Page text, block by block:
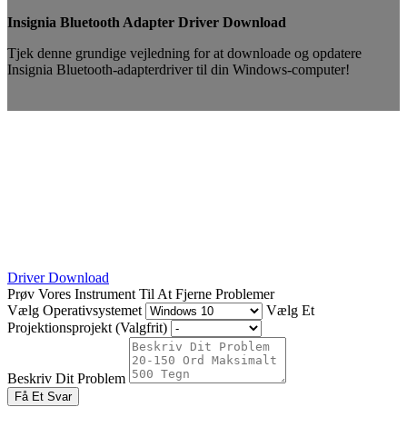
Insignia Bluetooth Adapter Driver Download
Tjek denne grundige vejledning for at downloade og opdatere
Insignia Bluetooth-adapterdriver til din Windows-computer!
Driver Download
Prøv Vores Instrument Til At Fjerne Problemer
Vælg Operativsystemet
Vælg Et
Projektionsprojekt (Valgfrit)
Beskriv Dit Problem
Få Et Svar